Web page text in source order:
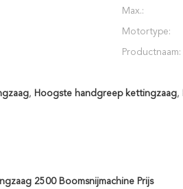
Max.:
Motortype:
Productnaam:
, Hoogste handgreep kettingzaag,
2500 Boomsnijmachine Prijs